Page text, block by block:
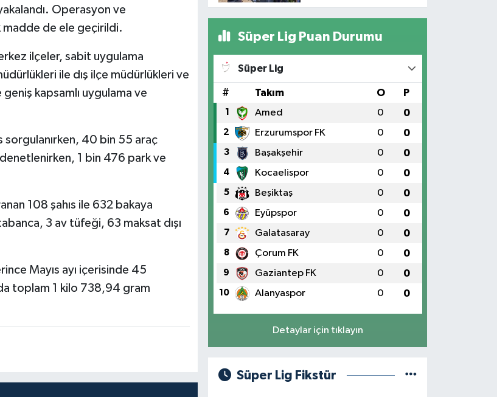
Operasyon ve
madde de ele geçirildi.
ilçeler, sabit uygulama
ile dış ilçe müdürlükleri ve
kapsamlı uygulama ve
sorgulanırken, 40 bin 55 araç
1 bin 476 park ve
108 şahıs ile 632 bakaya
3 av tüfeği, 63 maksat dışı
Mayıs ayı içerisinde 45
toplam 1 kilo 738,94 gram
kapsamlı temizlik
Süper Lig Puan Durumu
Süper Lig
# Takım O P
1 Amed 0 0
2 Erzurumspor FK 0 0
3 Başakşehir 0 0
4 Kocaelispor 0 0
5 Beşiktaş 0 0
6 Eyüpspor 0 0
7 Galatasaray 0 0
8 Çorum FK 0 0
9 Gaziantep FK 0 0
10 Alanyaspor 0 0
Detaylar için tıklayın
Süper Lig Fikstür